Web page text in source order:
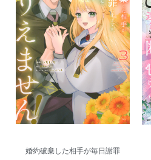
婚約破棄した相手が毎日謝罪